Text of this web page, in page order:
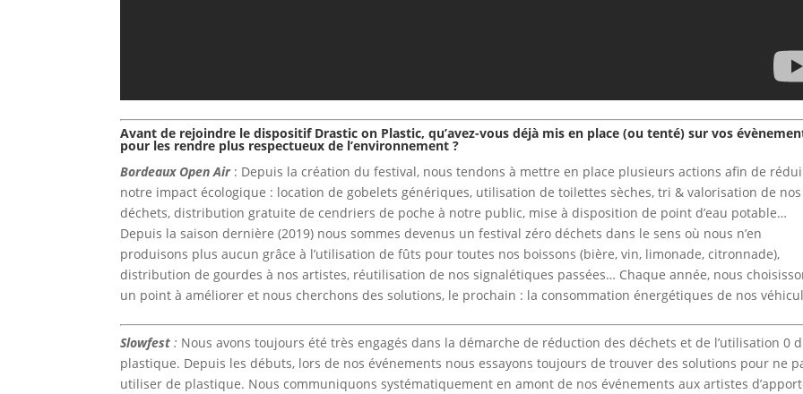
Avant de rejoindre le dispositif Drastic on Plastic, qu’avez-vous déjà mis en place (ou tenté) sur vos
pour les rendre plus respectueux de l’environnement ?
Bordeaux Open Air : Depuis la création du festival, nous tendons à mettre en place plusieurs actions afin de
notre impact écologique : location de gobelets génériques, utilisation de toilettes sèches, tri & valorisation de nos
déchets, distribution gratuite de cendriers de poche à notre public, mise à disposition de point d’eau potable…
Depuis la saison dernière (2019) nous sommes devenus un festival zéro déchets dans le sens où nous n’en
produisons plus aucun grâce à l’utilisation de fûts pour toutes nos boissons (bière, vin, limonade, citronnade),
distribution de gourdes à nos artistes, réutilisation de nos signalétiques passées… Chaque année, nous
un point à améliorer et nous cherchons des solutions, le prochain : la consommation énergétiques de nos
Slowfest : Nous avons toujours été très engagés dans la démarche de réduction des déchets et de l’utilisation 0
plastique. Depuis les débuts, lors de nos événements nous essayons toujours de trouver des solutions pour ne
utiliser de plastique. Nous communiquons systématiquement en amont de nos événements aux artistes